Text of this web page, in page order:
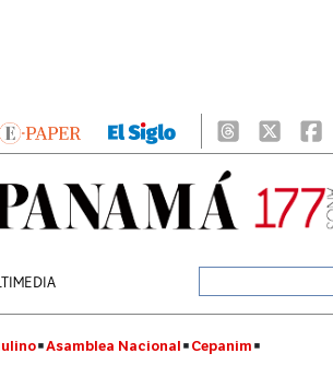
Asamblea Nacional Cepanim